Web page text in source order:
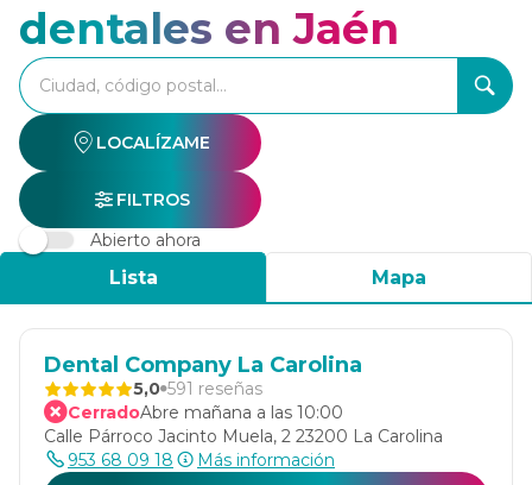
dentales en Jaén
accessibility.searchform.label.searchform
accessibility.searchform.label.searchinput
accessibility.searchform.autocomplete_status
LOCALÍZAME
FILTROS
Abierto ahora
Lista Mapa
Dental Company La Carolina
5,0 591 reseñas
CerradoAbre mañana a las 10:00
Calle Párroco Jacinto Muela, 2 23200 La Carolina
953 68 09 18
Más información